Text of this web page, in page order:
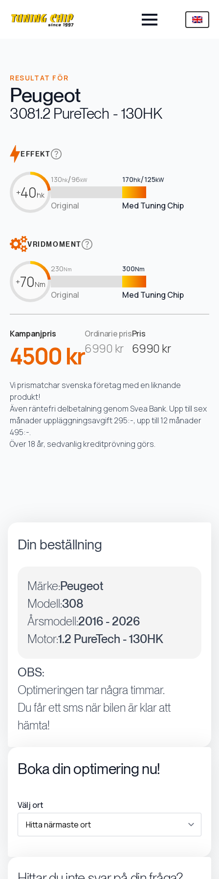
RESULTAT FÖR
Peugeot
3081.2 PureTech - 130HK
EFFEKT
+40hk
130hk/96kW 170hk/125kW
Original Med Tuning Chip
VRIDMOMENT
+70Nm
230Nm 300Nm
Original Med Tuning Chip
Kampanjpris
4500 kr
Ordinarie pris
6990 kr
Pris
6990 kr
Vi prismatchar svenska företag med en liknande
produkt!
Även räntefri delbetalning genom Svea Bank. Upp till sex
månader uppläggningsavgift 295:-, upp till 12 månader
495:-.
Över 18 år, sedvanlig kreditprövning görs.
Din beställning
Märke:Peugeot
Modell:308
Årsmodell:2016 - 2026
Motor:1.2 PureTech - 130HK
OBS:
Optimeringen tar några timmar.
Du får ett sms när bilen är klar att
hämta!
Boka din optimering nu!
Välj ort